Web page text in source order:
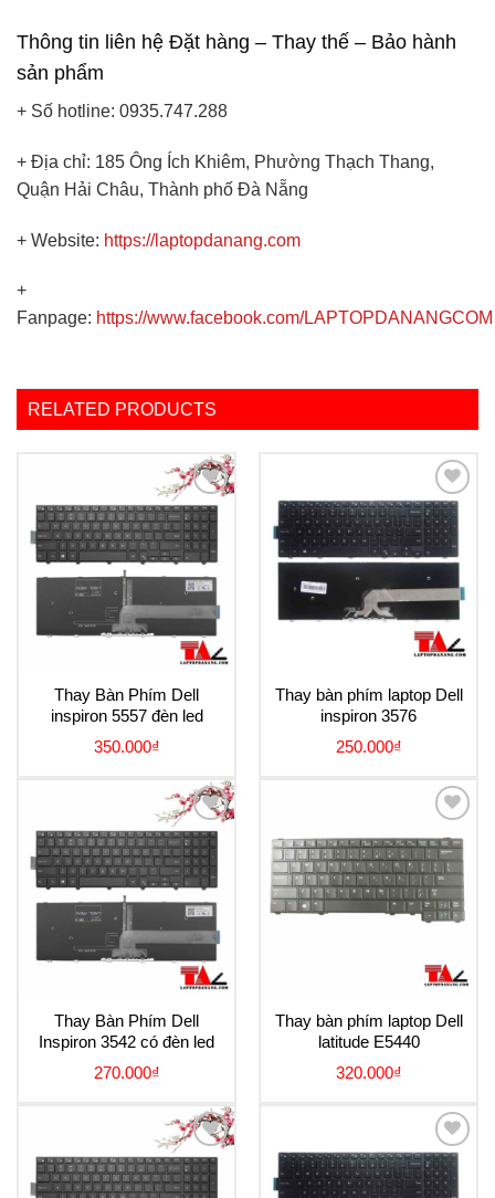
Thông tin liên hệ Đặt hàng – Thay thế – Bảo hành
sản phẩm
+ Số hotline: 0935.747.288
+ Địa chỉ: 185 Ông Ích Khiêm, Phường Thạch Thang,
Quận Hải Châu, Thành phố Đà Nẵng
+ Website: https://laptopdanang.com
+
Fanpage: https://www.facebook.com/LAPTOPDANANGCOM
RELATED PRODUCTS
Add to
Wishlist
Thay Bàn Phím Dell
inspiron 5557 đèn led
350.000₫
Add to
Wishlist
Thay bàn phím laptop Dell
inspiron 3576
250.000₫
Add to
Wishlist
Thay Bàn Phím Dell
Inspiron 3542 có đèn led
270.000₫
Add to
Wishlist
Thay bàn phím laptop Dell
latitude E5440
320.000₫
Add to
Wishlist
Add to
Wishlist